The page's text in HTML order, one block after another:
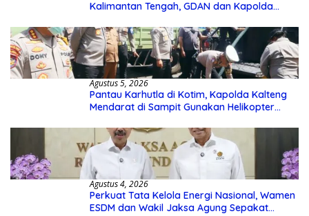
Kalimantan Tengah, GDAN dan Kapolda
Agustus 5, 2026
Pantau Karhutla di Kotim, Kapolda Kalteng
Mendarat di Sampit Gunakan Helikopter
Agustus 4, 2026
Perkuat Tata Kelola Energi Nasional, Wamen
ESDM dan Wakil Jaksa Agung Sepakat